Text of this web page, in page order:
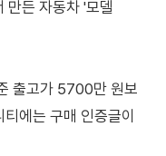
만든 자동차 '모델
출고가 5700만 원보
에는 구매 인증글이